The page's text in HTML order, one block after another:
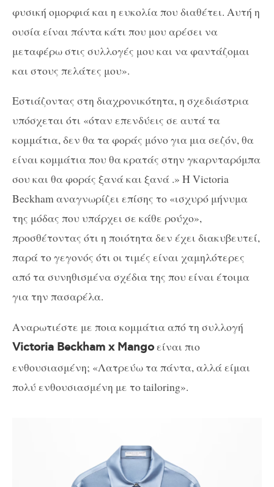
φυσική ομορφιά και η ευκολία που διαθέτει. Αυτή η
ουσία είναι πάντα κάτι που μου αρέσει να
μεταφέρω στις συλλογές μου και να φαντάζομαι
και στους πελάτες μου».
Εστιάζοντας στη διαχρονικότητα, η σχεδιάστρια
υπόσχεται ότι «όταν επενδύεις ​​σε αυτά τα
κομμάτια, δεν θα τα φοράς μόνο για μια σεζόν, θα
είναι κομμάτια που θα κρατάς στην γκαρνταρόμπα
σου και θα φοράς ξανά και ξανά .» Η Victoria
Beckham αναγνωρίζει επίσης το «ισχυρό μήνυμα
της μόδας που υπάρχει σε κάθε ρούχο»,
προσθέτοντας ότι η ποιότητα δεν έχει διακυβευτεί,
παρά το γεγονός ότι οι τιμές είναι χαμηλότερες
από τα συνηθισμένα σχέδια της που είναι έτοιμα
για την πασαρέλα.
Αναρωτιέστε με ποια κομμάτια από τη συλλογή
Victoria Beckham x Mangoείναι πιο
ενθουσιασμένη; «Λατρεύω τα πάντα, αλλά είμαι
πολύ ενθουσιασμένη με το tailoring».